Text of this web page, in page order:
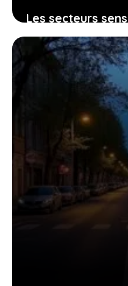
Les secteurs
impactent le
des habitants
11 juillet 2026